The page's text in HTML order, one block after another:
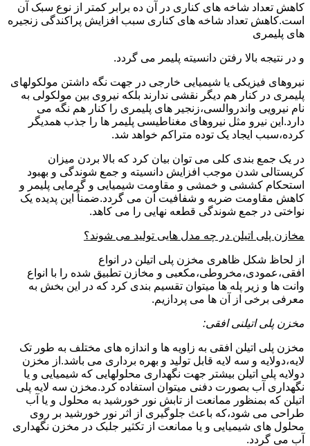
کاهش تعداد شاخه های کناری در آن ده برابر کمتر از نوع سبک آن
است.کاهش تعداد شاخه های کناری سبب افزایش پراکندگی زنجیره
های پلیمری
و در نتیجه بالا رفتن دانسیته پلیمر می گردد.
نیروهای فیزیکی یا شیمیایی خارجی در جهت نگه داشتن مولکولهای
پلیمری در کنار هم دیگر نقشی ندارند بلکه نیروی بین مولکولی به
نام نیرویی واندروالسی،زنجیر های پلیمری را کنار هم نگه می
دارد.این نیرو مثل نیروهای مغناطیسی پلیمر ها را جذب همدیگر
کرده،سبب ایجاد یک توده متراکم خواهد شد.
در یک جمع بندی کلی می توان بیان کرد که بالا بردن میزان
کریستالی شدن موجب افزایش دانسیته و جمع شوندگی و بهبود
استحکام کششی و خمشی و مقاومت شیمیایی و گرمایی پلیمر و
کاهش مقاومت ضربه و شفافیت آن می گردد.ضمناً این پدیده یک
نواختی در جمع شوندگی قطعه نهایی را می کاهد.
مخازن پلی اتیلن در چه مدل هایی تولید می شوند؟
از لحاظ شکل ظاهری مخزن پلی اتیلن در انواع
افقی،عمودی،مخروطی،مکعبی و مخازن تطبیق شده را با انواع
وانت ها و زیر پله ها میتوان تقسیم بندی کرد که در این بخش به
معرفی برخی از آن ها می پردازیم.
مخزن پلی اتیلنی افقی:
مخزن پلی اتیلن افقی به زاویه ها و اندازه های مختلف به طور تک
لایه،دولایه و سه لایه قابل تولید و بهره برداری می باشد.از مخزن
دولایه پلی اتیلن بیشتر جهت نگهداری محلولهایی که شیمیایی و یا
نگهداری آب بصورت دفنی میتوان استفاده کرد.مخزن سه لایه پلی
اتیلن که بمنظور ممانعت از تابش نور خورشید به محلول و یا آب
طراحی می شود،که باعث جلوگیری از اثر نور خورشید بر روی
محلول های شیمیایی و یا ممانعت از تکثیر جلبک در مخزن نگهداری
آب می گردد.